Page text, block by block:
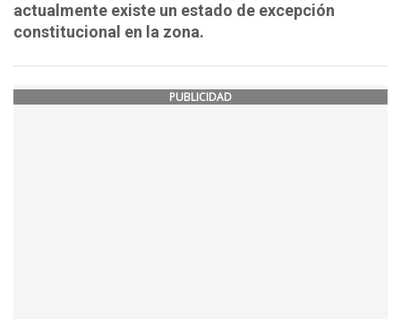
actualmente existe un estado de excepción
constitucional en la zona.
PUBLICIDAD